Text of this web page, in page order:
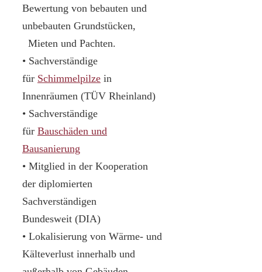
Bewertung von bebauten und
unbebauten Grundstücken,
Mieten und Pachten.
• Sachverständige
für Schimmelpilze in
Innenräumen (TÜV Rheinland)
• Sachverständige
für Bauschäden und
Bausanierung
• Mitglied in der Kooperation
der diplomierten
Sachverständigen
Bundesweit (DIA)
• Lokalisierung von Wärme- und
Kälteverlust innerhalb und